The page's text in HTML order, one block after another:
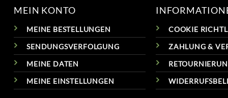
MEIN KONTO
MEINE BESTELLUNGEN
SENDUNGSVERFOLGUNG
MEINE DATEN
MEINE EINSTELLUNGEN
COOKIE
ZAHLUNG &